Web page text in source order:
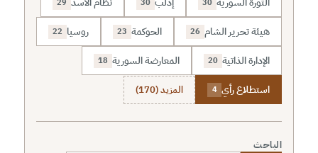
هيئة تحرير الشام 26 الحوكمة 23 روسيا 22
الإدارة الذاتية 20 المعارضة السورية 18
استطلاع رأي 4 المزيد (170)
الباحث